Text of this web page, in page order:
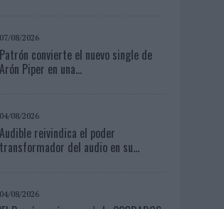
07/08/2026
Patrón convierte el nuevo single de
Arón Piper en una...
04/08/2026
Audible reivindica el poder
transformador del audio en su...
04/08/2026